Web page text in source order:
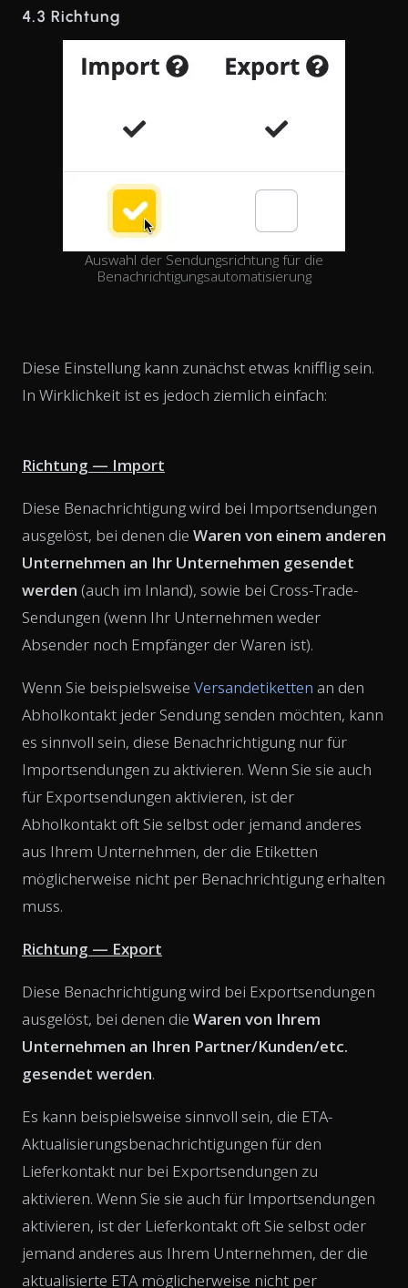
4.3 Richtung
Auswahl der Sendungsrichtung für die
Benachrichtigungsautomatisierung
Diese Einstellung kann zunächst etwas knifflig sein.
In Wirklichkeit ist es jedoch ziemlich einfach:
Richtung — Import
Diese Benachrichtigung wird bei Importsendungen
ausgelöst, bei denen die Waren von einem anderen
Unternehmen an Ihr Unternehmen gesendet
werden (auch im Inland), sowie bei Cross-Trade-
Sendungen (wenn Ihr Unternehmen weder
Absender noch Empfänger der Waren ist).
Wenn Sie beispielsweise Versandetiketten an den
Abholkontakt jeder Sendung senden möchten, kann
es sinnvoll sein, diese Benachrichtigung nur für
Importsendungen zu aktivieren. Wenn Sie sie auch
für Exportsendungen aktivieren, ist der
Abholkontakt oft Sie selbst oder jemand anderes
aus Ihrem Unternehmen, der die Etiketten
möglicherweise nicht per Benachrichtigung erhalten
muss.
Richtung — Export
Diese Benachrichtigung wird bei Exportsendungen
ausgelöst, bei denen die Waren von Ihrem
Unternehmen an Ihren Partner/Kunden/etc.
gesendet werden.
Es kann beispielsweise sinnvoll sein, die ETA-
Aktualisierungsbenachrichtigungen für den
Lieferkontakt nur bei Exportsendungen zu
aktivieren. Wenn Sie sie auch für Importsendungen
aktivieren, ist der Lieferkontakt oft Sie selbst oder
jemand anderes aus Ihrem Unternehmen, der die
aktualisierte ETA möglicherweise nicht per